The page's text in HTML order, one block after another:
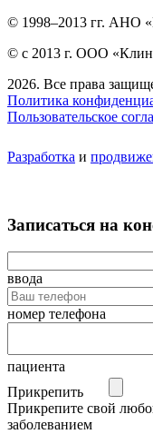
© 1998–2013 гг. АНО
© с 2013 г. ООО
2026. Все права
Политика
Пользовательское
Разработка и
Записаться на
ввода
номер телефона
пациента
Прикрепить
Прикрепите свой
заболеванием